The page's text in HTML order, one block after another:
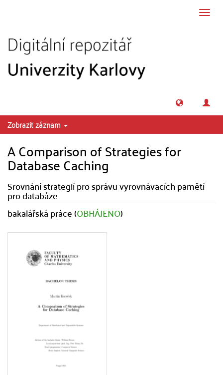
Zobrazit záznam
A Comparison of Strategies for
Database Caching
Srovnání strategií pro správu vyrovnávacích pamětí
pro databáze
bakalářská práce (OBHÁJENO)